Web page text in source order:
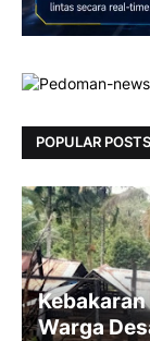
POPULAR POSTS
Warga